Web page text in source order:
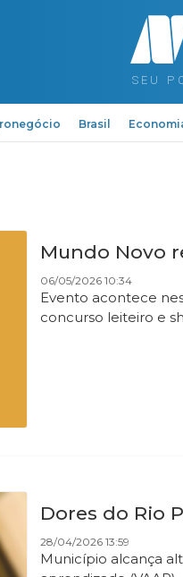
Brasil
Mundo Novo
06/05/2026 10:34
Evento acontece
concurso leiteiro e
Dores do Rio
28/04/2026 13:59
Município alcança